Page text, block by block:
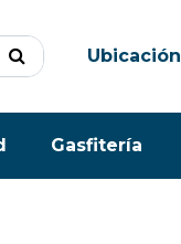
Ubicación
Gasfitería